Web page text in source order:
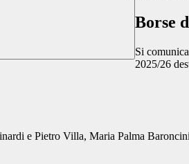
Borse
Si
2025/26
e Pietro Villa, Maria Palma